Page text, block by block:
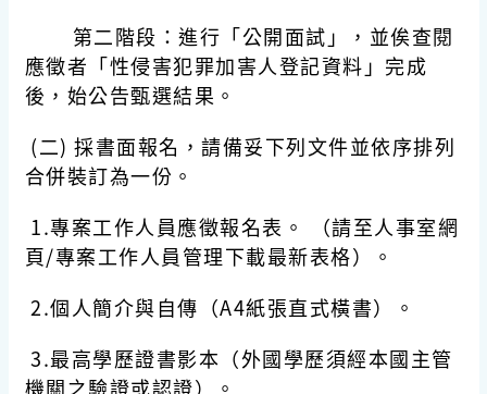
第二階段：進行「公開面試」，並俟查閱
應徵者「性侵害犯罪加害人登記資料」完成
後，始公告甄選結果。
(二) 採書面報名，請備妥下列文件並依序排列
合併裝訂為一份。
1.專案工作人員應徵報名表。 （請至人事室網
頁/專案工作人員管理下載最新表格）。
2.個人簡介與自傳（A4紙張直式橫書）。
3.最高學歷證書影本（外國學歷須經本國主管
機關之驗證或認證）。